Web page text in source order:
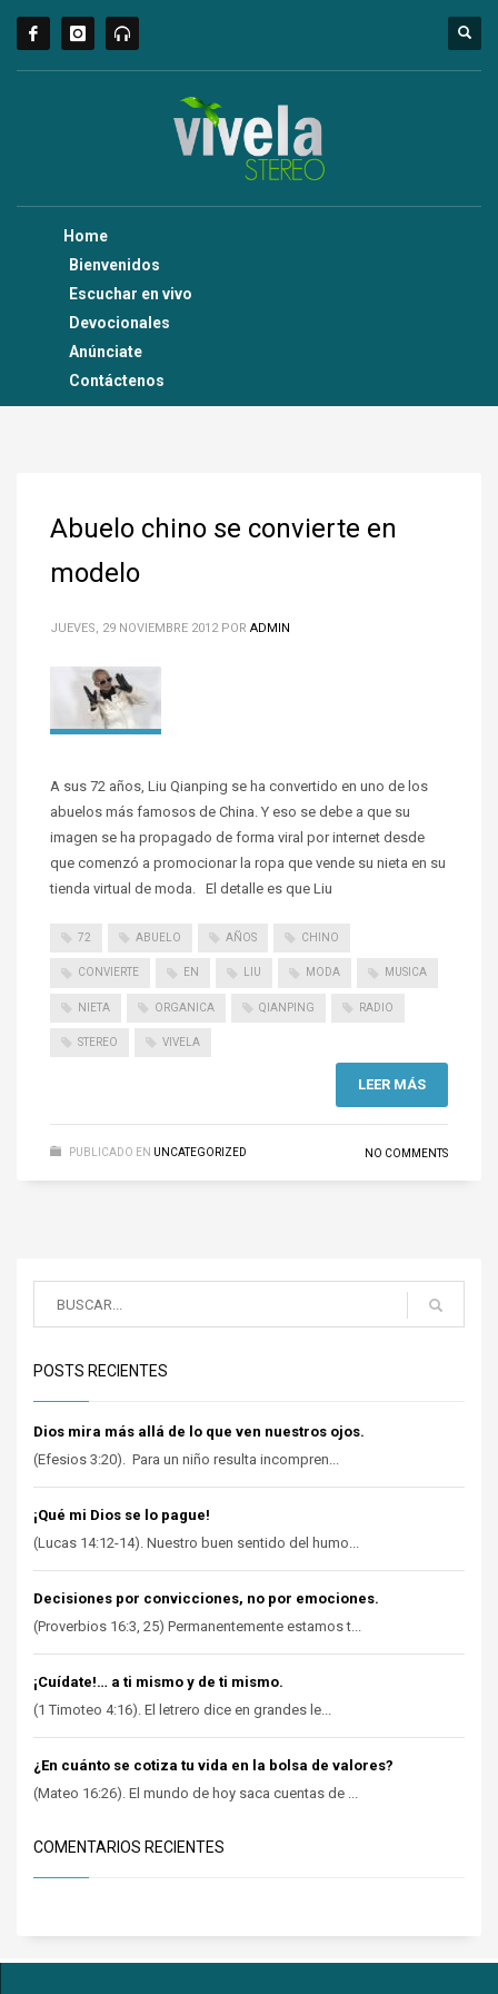
Home
Bienvenidos
Escuchar en vivo
Devocionales
Anúnciate
Contáctenos
Abuelo chino se convierte en
modelo
JUEVES, 29 NOVIEMBRE 2012 POR ADMIN
A sus 72 años, Liu Qianping se ha convertido en uno de los
abuelos más famosos de China. Y eso se debe a que su
imagen se ha propagado de forma viral por internet desde
que comenzó a promocionar la ropa que vende su nieta en su
tienda virtual de moda. El detalle es que Liu
72 ABUELO AÑOS CHINO
CONVIERTE EN LIU MODA MUSICA
NIETA ORGANICA QIANPING RADIO
STEREO VIVELA
LEER MÁS
PUBLICADO EN UNCATEGORIZED NO COMMENTS
POSTS RECIENTES
Dios mira más allá de lo que ven nuestros ojos.
(Efesios 3:20). Para un niño resulta incompren...
¡Qué mi Dios se lo pague!
(Lucas 14:12-14). Nuestro buen sentido del humo...
Decisiones por convicciones, no por emociones.
(Proverbios 16:3, 25) Permanentemente estamos t...
¡Cuídate!… a ti mismo y de ti mismo.
(1 Timoteo 4:16). El letrero dice en grandes le...
¿En cuánto se cotiza tu vida en la bolsa de valores?
(Mateo 16:26). El mundo de hoy saca cuentas de ...
COMENTARIOS RECIENTES